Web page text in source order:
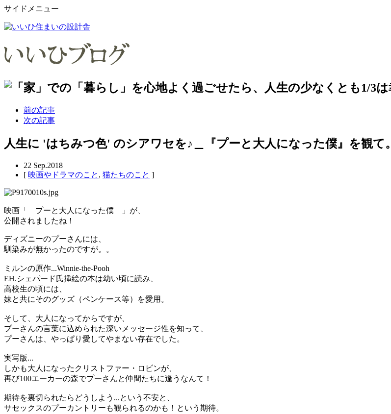
サイドメニュー
前の記事
次の記事
人生に 'はちみつ色' のシアワセを♪＿『プーと大人になった僕』を観て。
22 Sep.2018
[ 映画やドラマのこと , 猫たちのこと ]
映画「 プーと大人になった僕 」が、
公開されましたね！
ディズニーのプーさんには、
馴染みが無かったのですが。。
ミルンの原作...Winnie-the-Pooh
EH.シェパード氏挿絵の本は幼い頃に読み、
高校生の頃には、
妹と共にそのグッズ（ペンケース等）を愛用。
そして、大人になってからですが、
プーさんの言葉に込められた深いメッセージ性を知って、
プーさんは、やっぱり愛してやまない存在でした。
実写版...
しかも大人になったクリストファー・ロビンが、
再び100エーカーの森でプーさんと仲間たちに逢うなんて！
期待を裏切られたらどうしよう...という不安と、
サセックスのプーカントリーも観られるのかも！という期待。